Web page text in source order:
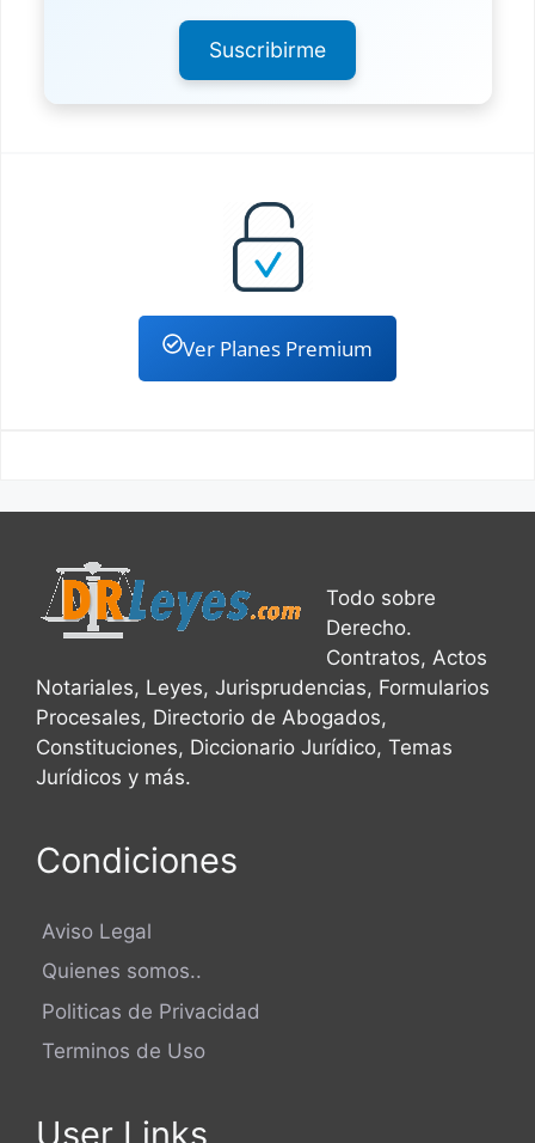
Suscribirme
Ver Planes Premium
Todo sobre
Derecho.
Contratos, Actos
Notariales, Leyes, Jurisprudencias, Formularios
Procesales, Directorio de Abogados,
Constituciones, Diccionario Jurídico, Temas
Jurídicos y más.
Condiciones
Aviso Legal
Quienes somos..
Politicas de Privacidad
Terminos de Uso
User Links